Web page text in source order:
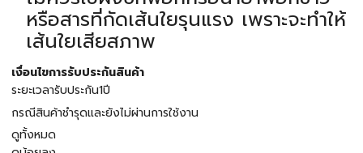
หรือสารที่กัดเส้นใยรุนแรง เพราะจะทำให้
เส้นใยเสียสภาพ
เงื่อนไขการรับประกันสินค้า
ระยะเวลารับประกัน1ปี
กรณีสินค้าชำรุดและยังไม่ผ่านการใช้งาน
ดูทั้งหมด